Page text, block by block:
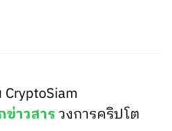
าวสารวงการคริปโต